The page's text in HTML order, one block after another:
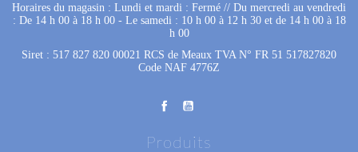
Horaires du magasin : Lundi et mardi : Fermé // Du mercredi au vendredi
: De 14 h 00 à 18 h 00 - Le samedi : 10 h 00 à 12 h 30 et de 14 h 00 à 18
h 00
Siret : 517 827 820 00021 RCS de Meaux TVA N° FR 51 517827820
Code NAF 4776Z
Produits